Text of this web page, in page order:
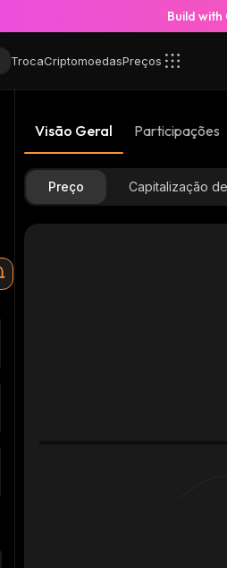
Build with
TrocaCriptomoedasPreços
Visão Geral Participações
Preço Capitalização